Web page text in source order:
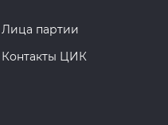
Лица партии
Контакты ЦИК